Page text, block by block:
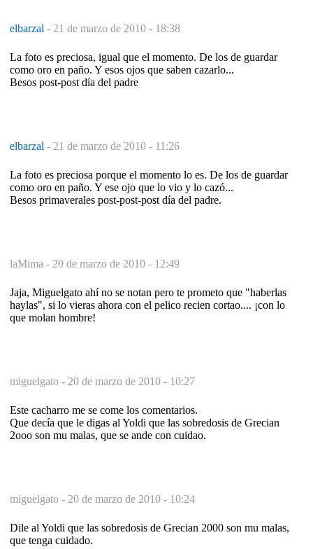
elbarzal - 21 de marzo de 2010 - 18:38
La foto es preciosa, igual que el momento. De los de guardar
como oro en paño. Y esos ojos que saben cazarlo...
Besos post-post día del padre
elbarzal - 21 de marzo de 2010 - 11:26
La foto es preciosa porque el momento lo es. De los de guardar
como oro en paño. Y ese ojo que lo vio y lo cazó...
Besos primaverales post-post-post día del padre.
laMima - 20 de marzo de 2010 - 12:49
Jaja, Miguelgato ahí no se notan pero te prometo que "haberlas
haylas", si lo vieras ahora con el pelico recien cortao.... ¡con lo
que molan hombre!
miguelgato - 20 de marzo de 2010 - 10:27
Este cacharro me se come los comentarios.
Que decía que le digas al Yoldi que las sobredosis de Grecian
2ooo son mu malas, que se ande con cuidao.
miguelgato - 20 de marzo de 2010 - 10:24
Dile al Yoldi que las sobredosis de Grecian 2000 son mu malas,
que tenga cuidado.